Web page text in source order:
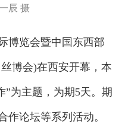
辰 摄
览会暨中国东西部
博会)在西安开幕，本
”为主题，为期5天。期
作论坛等系列活动。